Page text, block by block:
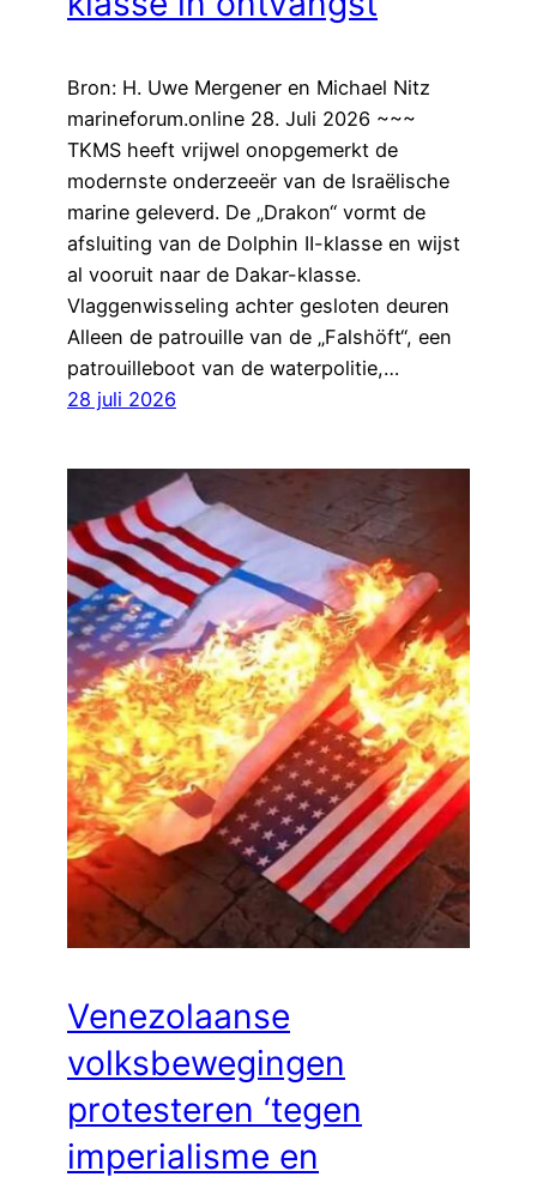
Bron: H. Uwe Mergener en Michael Nitz
marineforum.online 28. Juli 2026 ~~~
TKMS heeft vrijwel onopgemerkt de
modernste onderzeeër van de Israëlische
marine geleverd. De „Drakon“ vormt de
afsluiting van de Dolphin II-klasse en wijst
al vooruit naar de Dakar-klasse.
Vlaggenwisseling achter gesloten deuren
Alleen de patrouille van de „Falshöft“, een
patrouilleboot van de waterpolitie,…
28 juli 2026
Venezolaanse
volksbewegingen
protesteren ‘tegen
imperialisme en